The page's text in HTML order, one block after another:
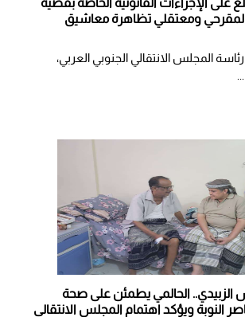
على الإجراءات القانونية الخاصة بقضية
ومعتقلي تظاهرة معاشيق
المجلس الانتقالي الجنوبي العربي،
الزبيدي.. الحالمي يطمئن على صحة
النوبة ويؤكد اهتمام المجلس الانتقالي